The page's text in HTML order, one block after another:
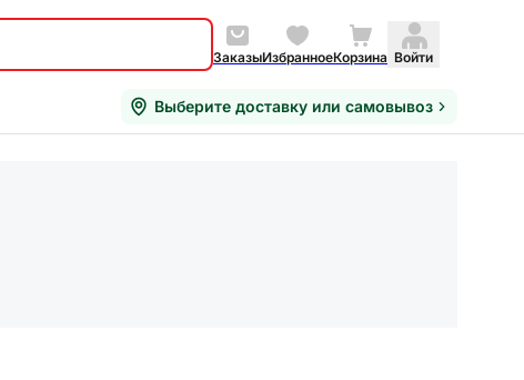
ЗаказыИзбранноеКорзина Войти
Выберите доставку или самовывоз